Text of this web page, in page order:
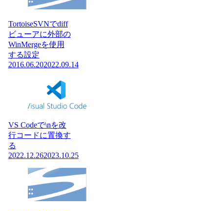
TortoiseSVNでdiff
ビューアに外部の
WinMergeを使用
する設定
2016.06.202022.09.14
VS Codeで\nを改
行コードに置換す
る
2022.12.262023.10.25